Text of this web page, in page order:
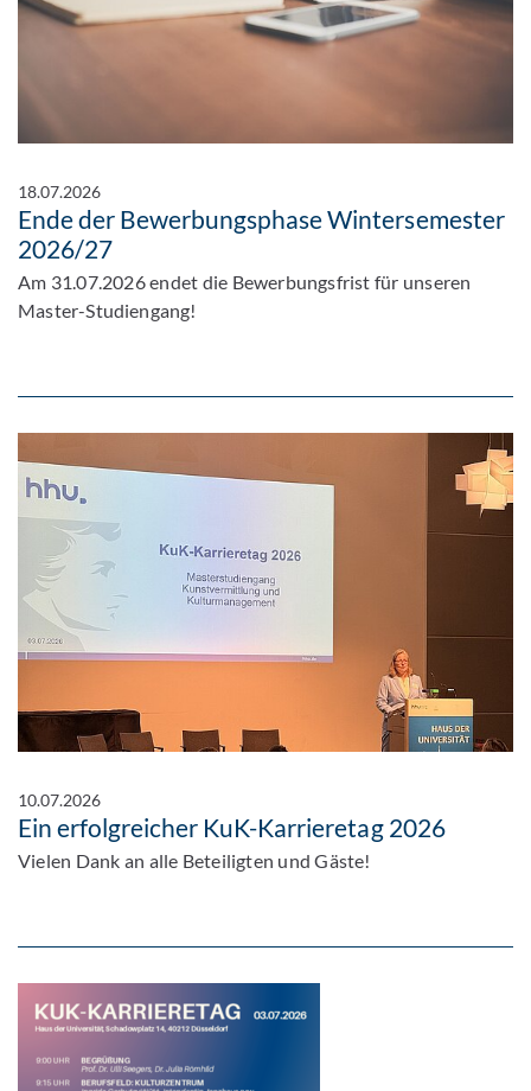
18.07.2026
Ende der Bewerbungsphase Wintersemester
2026/27
Am 31.07.2026 endet die Bewerbungsfrist für unseren
Master-Studiengang!
10.07.2026
Ein erfolgreicher KuK-Karrieretag 2026
Vielen Dank an alle Beteiligten und Gäste!